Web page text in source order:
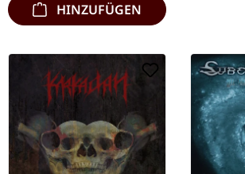
HINZUFÜGEN